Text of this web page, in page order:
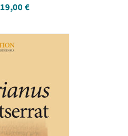
19,00 €